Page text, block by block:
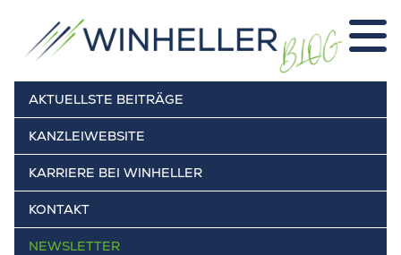
AKTUELLSTE BEITRÄGE
KANZLEIWEBSITE
KARRIERE BEI WINHELLER
KONTAKT
NEWSLETTER